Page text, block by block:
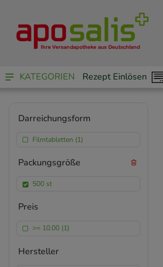
KATEGORIEN Rezept Einlösen
Darreichungsform
Filmtabletten (1)
Packungsgröße
500 st
Preis
>= 10.00 (1)
Hersteller